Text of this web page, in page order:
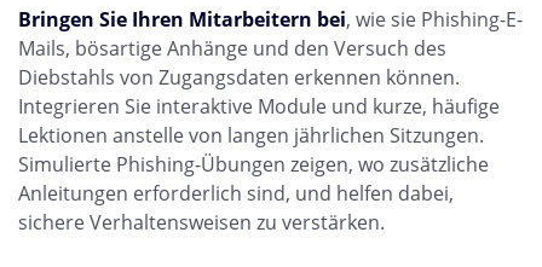
Bringen Sie Ihren Mitarbeitern bei, wie sie Phishing-E-
Mails, bösartige Anhänge und den Versuch des
Diebstahls von Zugangsdaten erkennen können.
Integrieren Sie interaktive Module und kurze, häufige
Lektionen anstelle von langen jährlichen Sitzungen.
Simulierte Phishing-Übungen zeigen, wo zusätzliche
Anleitungen erforderlich sind, und helfen dabei,
sichere Verhaltensweisen zu verstärken.